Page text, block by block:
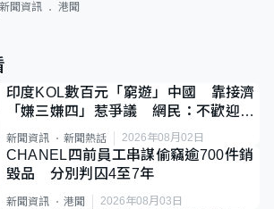
新聞資訊 港聞
印度KOL數百元「窮遊」中國 靠接濟
「嫌三嫌四」惹爭議 網民：不歡迎劣
質旅客
新聞資訊 新聞熱話 2026年08月02日
CHANEL四前員工串謀偷竊逾700件銷
毀品 分別判囚4至7年
新聞資訊 港聞 2026年08月03日